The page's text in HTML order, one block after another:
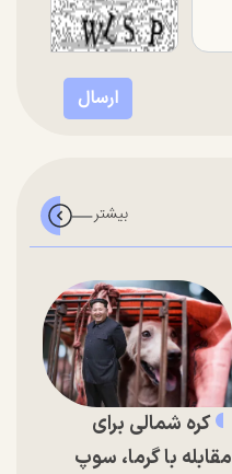
کره شمالی برای
مقابله با گرما، سوپ